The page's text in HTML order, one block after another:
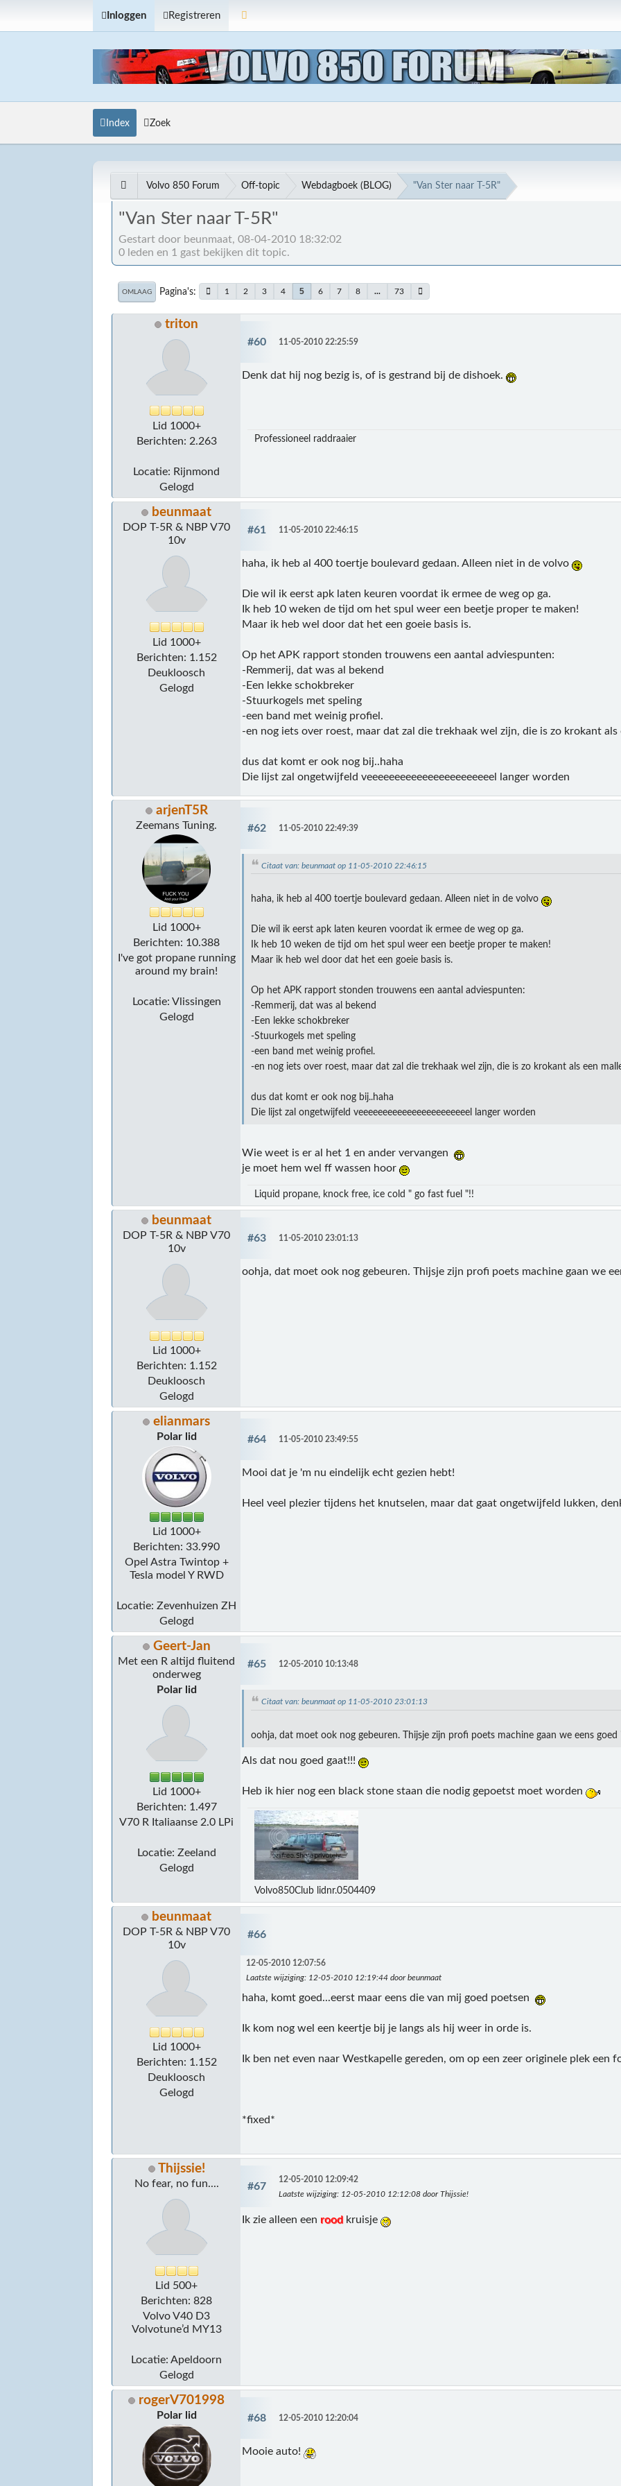
Inloggen Registreren
Index Zoek
Volvo 850 Forum Off-topic Webdagboek (BLOG) "Van Ster naar T-5R"
"Van Ster naar T-5R"
Gestart door beunmaat, 08-04-2010 18:32:02
0 leden en 1 gast bekijken dit topic.
OMLAAG Pagina's 1 2 3 4 5 6 7 8 ... 73
triton
Lid 1000+
Berichten: 2.263
Locatie: Rijnmond
Gelogd
#60 11-05-2010 22:25:59
Denk dat hij nog bezig is, of is gestrand bij de dishoek.
Professioneel raddraaier
beunmaat
DOP T-5R & NBP V70
10v
Lid 1000+
Berichten: 1.152
Deukloosch
Gelogd
#61 11-05-2010 22:46:15
haha, ik heb al 400 toertje boulevard gedaan. Alleen niet in de volvo
Die wil ik eerst apk laten keuren voordat ik ermee de weg op ga.
Ik heb 10 weken de tijd om het spul weer een beetje proper te maken!
Maar ik heb wel door dat het een goeie basis is.
Op het APK rapport stonden trouwens een aantal adviespunten:
-Remmerij, dat was al bekend
-Een lekke schokbreker
-Stuurkogels met speling
-een band met weinig profiel.
-en nog iets over roest, maar dat zal die trekhaak wel zijn, die is zo krokant
dus dat komt er ook nog bij..haha
Die lijst zal ongetwijfeld veeeeeeeeeeeeeeeeeeeeeeel langer worden
arjenT5R
Zeemans Tuning.
Lid 1000+
Berichten: 10.388
I've got propane running
around my brain!
Locatie: Vlissingen
Gelogd
#62 11-05-2010 22:49:39
Citaat van: beunmaat op 11-05-2010 22:46:15
haha, ik heb al 400 toertje boulevard gedaan. Alleen niet in de volvo
Die wil ik eerst apk laten keuren voordat ik ermee de weg op ga.
Ik heb 10 weken de tijd om het spul weer een beetje proper te maken!
Maar ik heb wel door dat het een goeie basis is.
Op het APK rapport stonden trouwens een aantal adviespunten:
-Remmerij, dat was al bekend
-Een lekke schokbreker
-Stuurkogels met speling
-een band met weinig profiel.
-en nog iets over roest, maar dat zal die trekhaak wel zijn, die is zo krokant als een
dus dat komt er ook nog bij..haha
Die lijst zal ongetwijfeld veeeeeeeeeeeeeeeeeeeeeeel langer worden
Wie weet is er al het 1 en ander vervangen
je moet hem wel ff wassen hoor
Liquid propane, knock free, ice cold " go fast fuel "!!
beunmaat
DOP T-5R & NBP V70
10v
Lid 1000+
Berichten: 1.152
Deukloosch
Gelogd
#63 11-05-2010 23:01:13
oohja, dat moet ook nog gebeuren. Thijsje zijn profi poets machine gaan we
elianmars
Polar lid
Lid 1000+
Berichten: 33.990
Opel Astra Twintop +
Tesla model Y RWD
Locatie: Zevenhuizen ZH
Gelogd
#64 11-05-2010 23:49:55
Mooi dat je 'm nu eindelijk echt gezien hebt!
Heel veel plezier tijdens het knutselen, maar dat gaat ongetwijfeld lukken,
Geert-Jan
Met een R altijd fluitend
onderweg
Polar lid
Lid 1000+
Berichten: 1.497
V70 R Italiaanse 2.0 LPi
Locatie: Zeeland
Gelogd
#65 12-05-2010 10:13:48
Citaat van: beunmaat op 11-05-2010 23:01:13
oohja, dat moet ook nog gebeuren. Thijsje zijn profi poets machine gaan we eens
Als dat nou goed gaat!!!
Heb ik hier nog een black stone staan die nodig gepoetst moet worden
Volvo850Club lidnr.0504409
beunmaat
DOP T-5R & NBP V70
10v
Lid 1000+
Berichten: 1.152
Deukloosch
Gelogd
#66
12-05-2010 12:07:56
Laatste wijziging: 12-05-2010 12:19:44 door beunmaat
haha, komt goed...eerst maar eens die van mij goed poetsen
Ik kom nog wel een keertje bij je langs als hij weer in orde is.
Ik ben net even naar Westkapelle gereden, om op een zeer originele plek een
*fixed*
Thijssie!
No fear, no fun....
Lid 500+
Berichten: 828
Volvo V40 D3
Volvotune’d MY13
Locatie: Apeldoorn
Gelogd
#67
12-05-2010 12:09:42
Laatste wijziging: 12-05-2010 12:12:08 door Thijssie!
Ik zie alleen een rood kruisje
rogerV701998
Polar lid #68 12-05-2010 12:20:04
Mooie auto!